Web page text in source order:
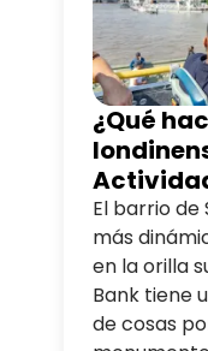
¿Qué
que no
El barrio de
más
en la orilla
Bank tiene
de cosas